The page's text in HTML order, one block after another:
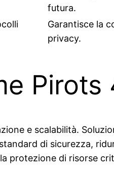
futura.
Garantisce la
privacy.
Pirots
e scalabilità.
di sicurezza,
protezione di risorse